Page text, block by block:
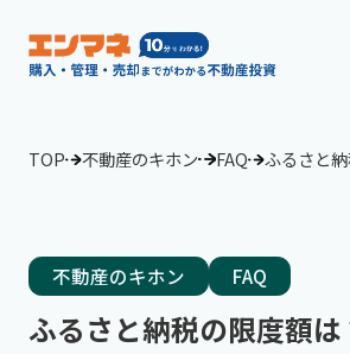
TOP 不動産のキホン FAQ ふるさと
不動産のキホン FAQ
ふるさと納税の限度額